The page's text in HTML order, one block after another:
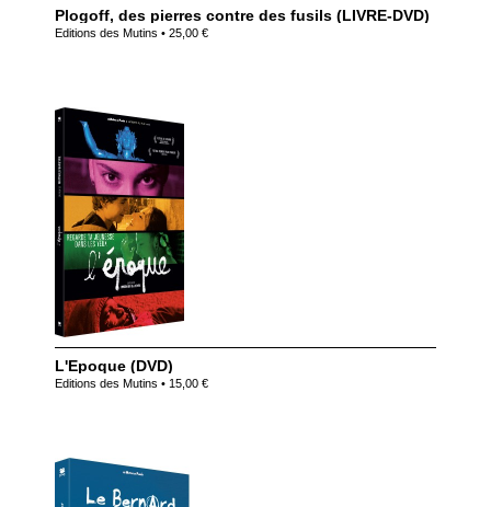
Plogoff, des pierres contre des fusils (LIVRE-DVD)
Editions des Mutins • 25,00 €
L'Epoque (DVD)
Editions des Mutins • 15,00 €